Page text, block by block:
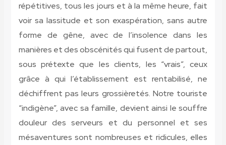
répétitives, tous les jours et à la même heure, fait
voir sa lassitude et son exaspération, sans autre
forme de gêne, avec de l’insolence dans les
manières et des obscénités qui fusent de partout,
sous prétexte que les clients, les “vrais”, ceux
grâce à qui l’établissement est rentabilisé, ne
déchiffrent pas leurs grossièretés. Notre touriste
“indigène”, avec sa famille, devient ainsi le souffre
douleur des serveurs et du personnel et ses
mésaventures sont nombreuses et ridicules, elles